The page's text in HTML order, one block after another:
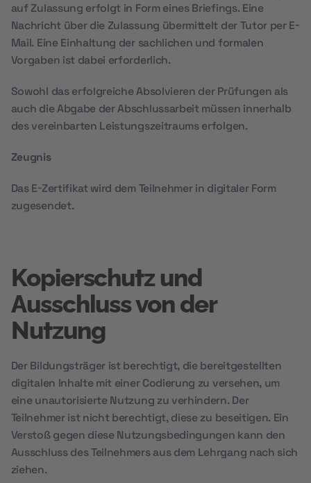
auf Zulassung erfolgt in Form eines Briefings. Eine
Nachricht über die Zulassung übermittelt der Tutor per E-
Mail. Eine Einhaltung der sachlichen und formalen
Vorgaben ist dabei erforderlich.
Sowohl das erfolgreiche Absolvieren der Prüfungen als
auch die Abgabe der Abschlussarbeit müssen innerhalb
des vereinbarten Leistungszeitraums erfolgen.
Zeugnis
Das E-Zertifikat wird dem Teilnehmer in digitaler Form
zugesendet.
Kopierschutz und
Ausschluss von der
Nutzung
Der Bildungsträger ist berechtigt, die bereitgestellten
digitalen Inhalte mit einer Codierung zu versehen, um
eine unautorisierte Nutzung zu verhindern. Der
Teilnehmer ist nicht berechtigt, diese zu beseitigen. Ein
Verstoß gegen diese Nutzungsbedingungen kann den
Ausschluss des Teilnehmers aus dem Lehrgang nach sich
ziehen.